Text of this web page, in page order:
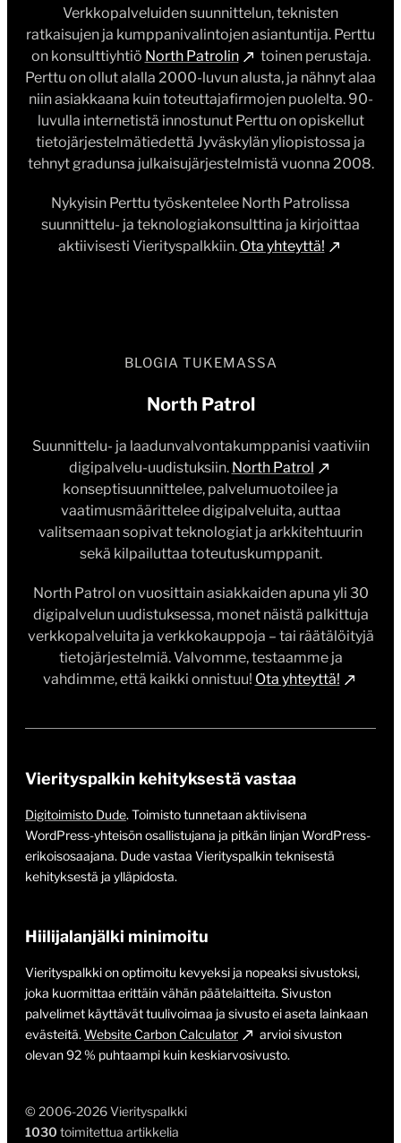
Verkkopalveluiden suunnittelun, teknisten
ratkaisujen ja kumppanivalintojen asiantuntija. Perttu
on konsulttiyhtiö North Patrolin
toinen perustaja.
Perttu on ollut alalla 2000-luvun alusta, ja nähnyt alaa
niin asiakkaana kuin toteuttajafirmojen puolelta. 90-
luvulla internetistä innostunut Perttu on opiskellut
tietojärjestelmätiedettä Jyväskylän yliopistossa ja
tehnyt gradunsa julkaisujärjestelmistä vuonna 2008.
Nykyisin Perttu työskentelee North Patrolissa
suunnittelu- ja teknologiakonsulttina ja kirjoittaa
aktiivisesti Vierityspalkkiin. Ota yhteyttä!
BLOGIA TUKEMASSA
North Patrol
Suunnittelu- ja laadunvalvontakumppanisi vaativiin
digipalvelu-uudistuksiin. North Patrol
konseptisuunnittelee, palvelumuotoilee ja
vaatimusmäärittelee digipalveluita, auttaa
valitsemaan sopivat teknologiat ja arkkitehtuurin
sekä kilpailuttaa toteutuskumppanit.
North Patrol on vuosittain asiakkaiden apuna yli 30
digipalvelun uudistuksessa, monet näistä palkittuja
verkkopalveluita ja verkkokauppoja – tai räätälöityjä
tietojärjestelmiä. Valvomme, testaamme ja
vahdimme, että kaikki onnistuu! Ota yhteyttä!
© 2006-2026 Vierityspalkki
1030 toimitettua artikkelia
Vierityspalkin kehityksestä vastaa
Digitoimisto Dude. Toimisto tunnetaan aktiivisena
WordPress-yhteisön osallistujana ja pitkän linjan WordPress-
erikoisosaajana. Dude vastaa Vierityspalkin teknisestä
kehityksestä ja ylläpidosta.
Hiilijalanjälki minimoitu
Vierityspalkki on optimoitu kevyeksi ja nopeaksi sivustoksi,
joka kuormittaa erittäin vähän päätelaitteita. Sivuston
palvelimet käyttävät tuulivoimaa ja sivusto ei aseta lainkaan
evästeitä. Website Carbon Calculator
arvioi sivuston
olevan 92 % puhtaampi kuin keskiarvosivusto.